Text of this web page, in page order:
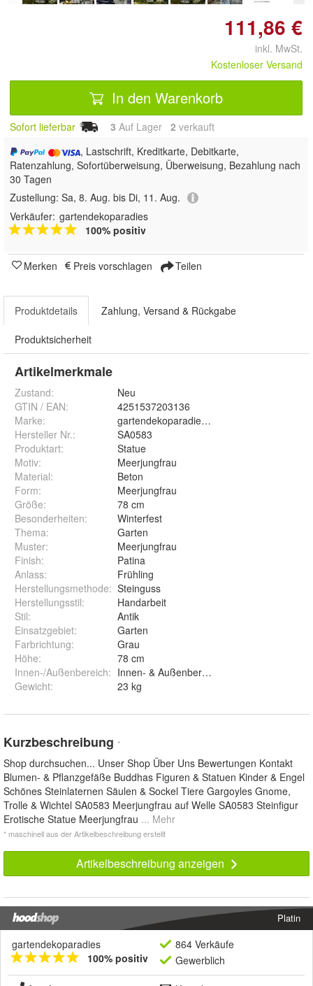
111,86 €
inkl. MwSt.
Kostenloser Versand
In den Warenkorb
Sofort lieferbar 3 Auf Lager 2 verkauft
, Lastschrift, Kreditkarte, Debitkarte,
Ratenzahlung, Sofortüberweisung, Überweisung, Bezahlung nach
30 Tagen
Zustellung: Sa, 8. Aug. bis Di, 11. Aug.
Verkäufer: gartendekoparadies
100% positiv
Merken Preis vorschlagen Teilen
Produktdetails Zahlung, Versand & Rückgabe
Produktsicherheit
Artikelmerkmale
Zustand:
Neu
GTIN / EAN:
4251537203136
Marke:
gartendekoparadies.de
Hersteller Nr.:
SA0583
Produktart:
Statue
Motiv:
Meerjungfrau
Material:
Beton
Form:
Meerjungfrau
Größe:
78 cm
Besonderheiten:
Winterfest
Thema:
Garten
Muster:
Meerjungfrau
Finish:
Patina
Anlass:
Frühling
Herstellungsmethode: Steinguss
Herstellungsstil:
Handarbeit
Stil:
Antik
Einsatzgebiet:
Garten
Farbrichtung:
Grau
Höhe:
78 cm
Innen-/Außenbereich: Innen- & Außenbereich
Gewicht: 23 kg
Kurzbeschreibung *
Shop durchsuchen... Unser Shop Über Uns Bewertungen Kontakt
Blumen- & Pflanzgefäße Buddhas Figuren & Statuen Kinder & Engel
Schönes Steinlaternen Säulen & Sockel Tiere Gargoyles Gnome,
Trolle & Wichtel SA0583 Meerjungfrau auf Welle SA0583 Steinfigur
Erotische Statue Meerjungfrau ... Mehr
* maschinell aus der Artikelbeschreibung erstellt
Artikelbeschreibung anzeigen
Platin
gartendekoparadies
100% positiv
864 Verkäufe
Gewerblich